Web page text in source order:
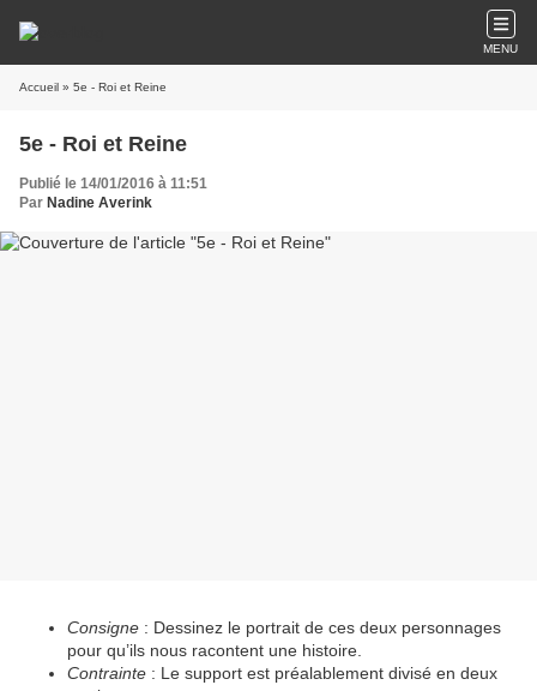
MENU
Accueil » 5e - Roi et Reine
5e - Roi et Reine
Publié le 14/01/2016 à 11:51
Par Nadine Averink
Consigne : Dessinez le portrait de ces deux personnages
pour qu’ils nous racontent une histoire.
Contrainte : Le support est préalablement divisé en deux